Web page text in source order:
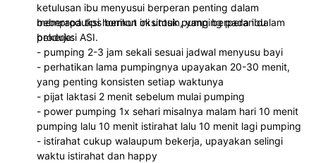
ketulusan ibu menyusui berperan penting dalam
memproduksi hormon oksitosin, yang berperan dalam
produksi ASI.
beberapa tips berikut ini untuk pumping pada ibu
bekerja:
- pumping 2-3 jam sekali sesuai jadwal menyusu bayi
- perhatikan lama pumpingnya upayakan 20-30 menit,
yang penting konsisten setiap waktunya
- pijat laktasi 2 menit sebelum mulai pumping
- power pumping 1x sehari misalnya malam hari 10 menit
pumping lalu 10 menit istirahat lalu 10 menit lagi pumping
- istirahat cukup walaupum bekerja, upayakan selingi
waktu istirahat dan happy